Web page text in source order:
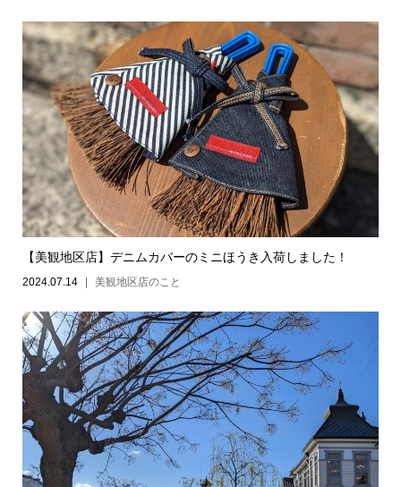
【美観地区店】デニムカバーのミニほうき入荷しました！
2024.07.14 美観地区店のこと